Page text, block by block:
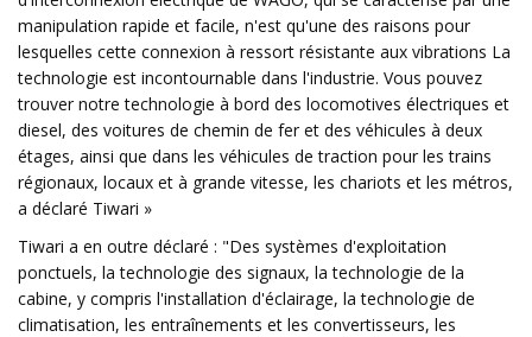
manipulation rapide et facile, n'est qu'une des raisons pour
lesquelles cette connexion à ressort résistante aux vibrations La
technologie est incontournable dans l'industrie. Vous pouvez
trouver notre technologie à bord des locomotives électriques et
diesel, des voitures de chemin de fer et des véhicules à deux
étages, ainsi que dans les véhicules de traction pour les trains
régionaux, locaux et à grande vitesse, les chariots et les métros,
a déclaré Tiwari »
Tiwari a en outre déclaré : "Des systèmes d'exploitation
ponctuels, la technologie des signaux, la technologie de la
cabine, y compris l'installation d'éclairage, la technologie de
climatisation, les entraînements et les convertisseurs, les